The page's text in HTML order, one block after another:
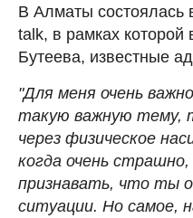
В Алматы состоялась
talk, в рамках
Бутеева, известные
"Для меня очень
такую важную тему,
через физическое
когда очень
признавать, что ты
ситуации. Но самое,